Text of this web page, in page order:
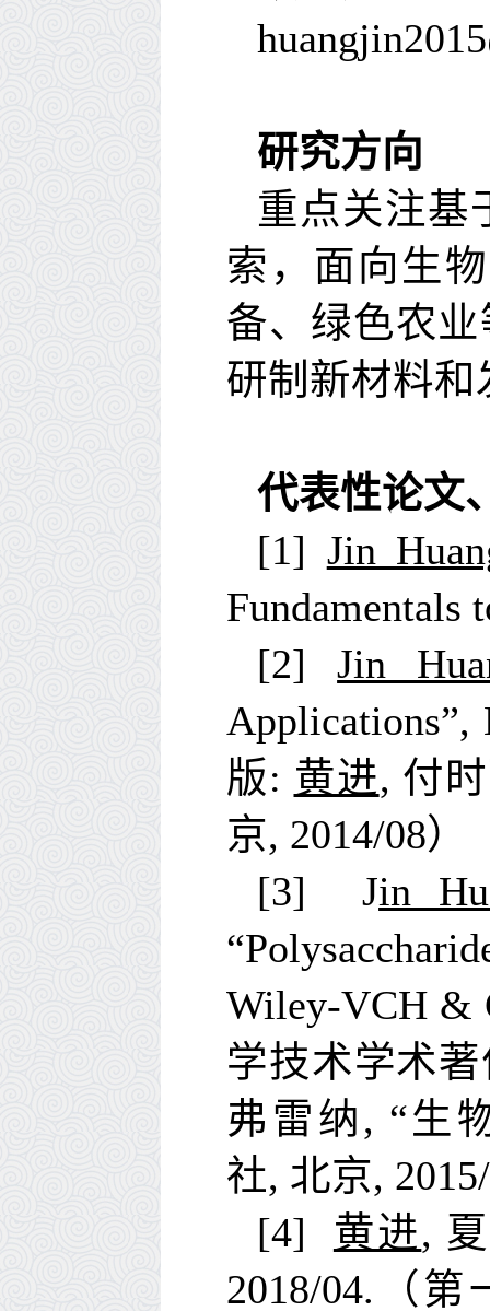
研究方向
重点关注基
索，面向生
备、绿色农
研制新材料
代表性论文
[1] Jin
Fundamentals
[2]Jin
Applications”,
版: 黄进, 付
京, 2014/08）
[3] Jin
Wiley-VCH &
学技术学术
弗雷纳, “生
社, 北京,
[4] 黄进,
2018/04. （第